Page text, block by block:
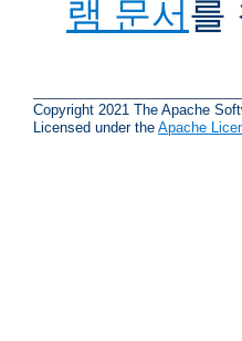
램 문서를
Copyright 2021 The Apache
Licensed under the Apache